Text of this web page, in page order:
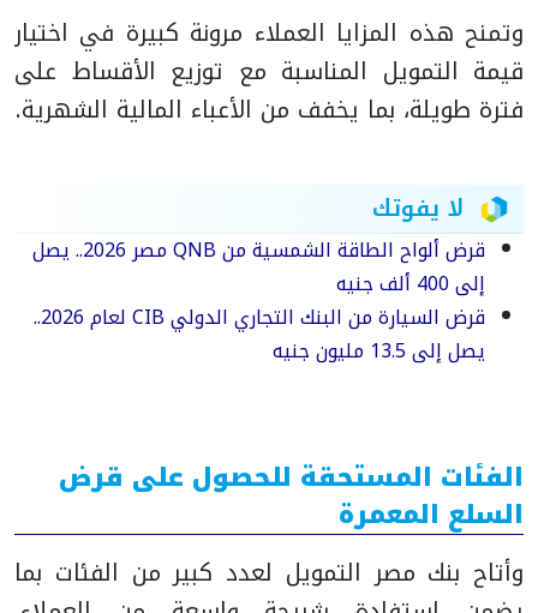
وتمنح هذه المزايا العملاء مرونة كبيرة في اختيار
قيمة التمويل المناسبة مع توزيع الأقساط على
فترة طويلة، بما يخفف من الأعباء المالية الشهرية.
لا يفوتك
قرض ألواح الطاقة الشمسية من QNB مصر 2026.. يصل
إلى 400 ألف جنيه
قرض السيارة من البنك التجاري الدولي CIB لعام 2026..
يصل إلى 13.5 مليون جنيه
الفئات المستحقة للحصول على قرض
السلع المعمرة
وأتاح بنك مصر التمويل لعدد كبير من الفئات بما